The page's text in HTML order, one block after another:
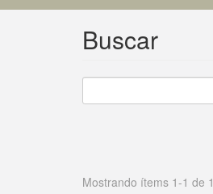
Buscar
Mostrando ítems 1-1 de 1